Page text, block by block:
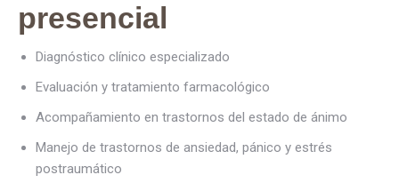
presencial
Diagnóstico clínico especializado
Evaluación y tratamiento farmacológico
Acompañamiento en trastornos del estado de ánimo
Manejo de trastornos de ansiedad, pánico y estrés
postraumático